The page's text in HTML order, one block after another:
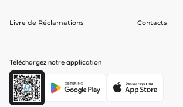
Livre de Réclamations Contacts
Téléchargez notre application